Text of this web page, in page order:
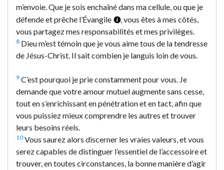
m’envoie. Que je sois enchaîné dans ma cellule, ou que je
défende et prêche l’Évangile
, vous êtes à mes côtés,
vous partagez mes responsabilités et mes privilèges.
8 Dieu m’est témoin que je vous aime tous de la tendresse
de Jésus-Christ. Il sait combien je languis loin de vous.
9 C’est pourquoi je prie constamment pour vous. Je
demande que votre amour mutuel augmente sans cesse,
tout en s’enrichissant en pénétration et en tact, afin que
vous puissiez mieux comprendre les autres et trouver
leurs besoins réels.
10Vous saurez alors discerner les vraies valeurs, et vous
serez capables de distinguer l’essentiel de l’accessoire et
trouver, en toutes circonstances, la bonne manière d’agir